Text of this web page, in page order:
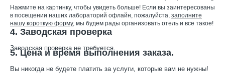
Нажмите на картинку, чтобы увидеть больше! Если вы заинтересованы
в посещении наших лабораторий офлайн, пожалуйста, заполните
нашу короткую форму, мы будем рады организовать отель и все такое!
4. Заводская проверка
Заводская проверка не требуется.
5. Цена и время выполнения заказа.
Вы никогда не будете платить за услуги, которые вам не нужны!